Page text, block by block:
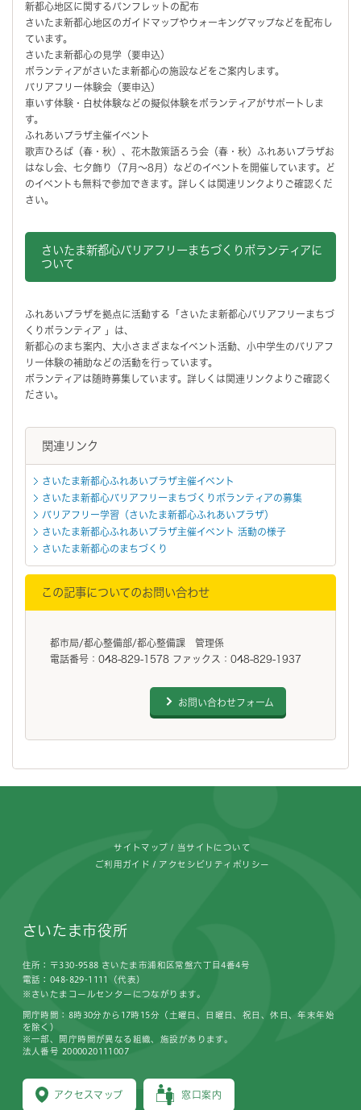
新都心地区に関するパンフレットの配布
さいたま新都心地区のガイドマップやウォーキングマップなどを配布し
ています。
さいたま新都心の見学（要申込）
ボランティアがさいたま新都心の施設などをご案内します。
バリアフリー体験会（要申込）
車いす体験・白杖体験などの擬似体験をボランティアがサポートしま
す。
ふれあいプラザ主催イベント
歌声ひろば（春・秋）、花木散策語ろう会（春・秋）ふれあいプラザお
はなし会、七夕飾り（7月～8月）などのイベントを開催しています。ど
のイベントも無料で参加できます。詳しくは関連リンクよりご確認くだ
さい。
さいたま新都心バリアフリーまちづくりボランティアに
ついて
ふれあいプラザを拠点に活動する「さいたま新都心バリアフリーまちづ
くりボランティア 」は、
新都心のまち案内、大小さまざまなイベント活動、小中学生のバリアフ
リー体験の補助などの活動を行っています。
ボランティアは随時募集しています。詳しくは関連リンクよりご確認く
ださい。
関連リンク
さいたま新都心ふれあいプラザ主催イベント
さいたま新都心バリアフリーまちづくりボランティアの募集
バリアフリー学習（さいたま新都心ふれあいプラザ）
さいたま新都心ふれあいプラザ主催イベント 活動の様子
さいたま新都心のまちづくり
この記事についてのお問い合わせ
都市局/都心整備部/都心整備課 管理係
電話番号：048-829-1578 ファックス：048-829-1937
お問い合わせフォーム
サイトマップ 当サイトについて
ご利用ガイド アクセシビリティポリシー
さいたま市役所
住所：〒330-9588 さいたま市浦和区常盤六丁目4番4号
電話：048-829-1111（代表）
※さいたまコールセンターにつながります。
アクセスマップ 窓口案内
開庁時間：8時30分から17時15分（土曜日、日曜日、祝日、休日、年末年始
を除く）
※一部、開庁時間が異なる組織、施設があります。
法人番号 2000020111007